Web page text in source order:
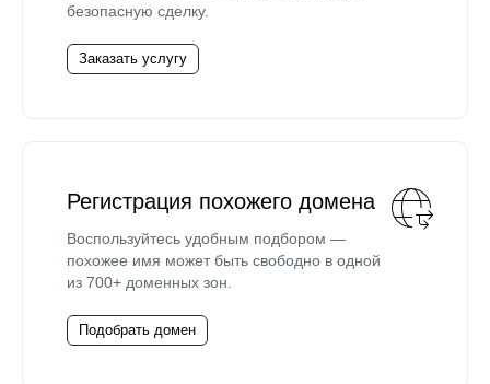
безопасную сделку.
Заказать услугу
Регистрация похожего домена
Воспользуйтесь удобным подбором —
похожее имя может быть свободно в одной
из 700+ доменных зон.
Подобрать домен